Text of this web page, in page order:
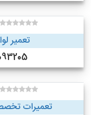
تعمیر
تعمیرات